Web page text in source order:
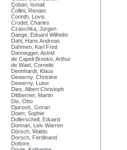
Çoban, Ismail
Collini, Renato
Corinth, Lovis
Crodel, Charles
Czaschka, Jürgen
Daege, Eduard Wilhelm
Dahl, Hans Andreas
Dahmen, Karl Fred
Dannegger, Astrid
de Capell Brooke, Arthur
de Wael, Cornelis
Dennhardt, Klaus
Dewerny, Christine
Dewerny, Luise
Dies, Albert Christoph
Dittberner, Martin
Dix, Otto
Djurovic, Goran
Doerr, Sophie
Dollerschell, Eduard
Donnan, Leiv Warren
Dörsch, Waldo
Dorsch, Ferdinand
Dottore,